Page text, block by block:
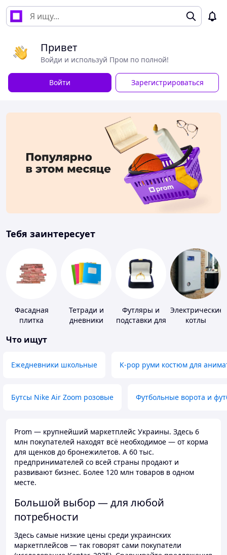
Привет
Войди и используй Пром по полной!
Войти Зарегистрироваться
Тебя заинтересует
Фасадная
плитка
Тетради и
дневники
Футляры и
подставки для
Электрические
котлы
Что ищут
Ежедневники школьные K-pop руми костюм для
Бутсы Nike Air Zoom розовые Футбольные ворота и
Prom — крупнейший маркетплейс Украины. Здесь 6
млн покупателей находят всё необходимое — от корма
для щенков до бронежилетов. А 60 тыс.
предпринимателей со всей страны продают и
развивают бизнес. Более 120 млн товаров в одном
месте.
Большой выбор — для любой
потребности
Здесь самые низкие цены среди украинских
маркетплейсов — так говорят сами покупатели